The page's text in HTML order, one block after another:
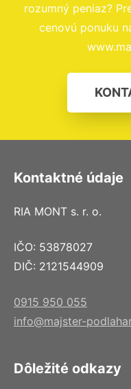
rozumný peniaz?
cenovú ponuku
Kontaktné údaje
RIA MONT s. r. o.
IČO: 53878027
DIČ: 2121544909
0915 950 055
info@majster-
Dôležité odkazy